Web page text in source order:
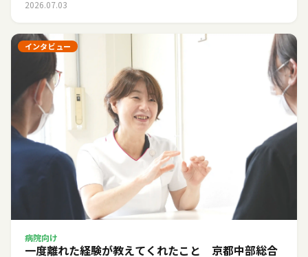
2026.07.03
インタビュー
病院向け
一度離れた経験が教えてくれたこと 京都中部総合